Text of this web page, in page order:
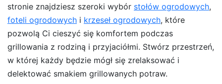
stronie znajdziesz szeroki wybór stołów ogrodowych,
foteli ogrodowych i krzeseł ogrodowych, które
pozwolą Ci cieszyć się komfortem podczas
grillowania z rodziną i przyjaciółmi. Stwórz przestrzeń,
w której każdy będzie mógł się zrelaksować i
delektować smakiem grillowanych potraw.